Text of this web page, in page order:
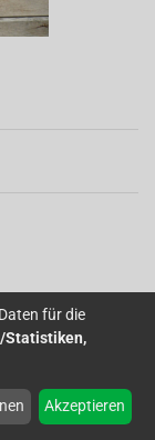
für die
Statistiken,
Akzeptieren